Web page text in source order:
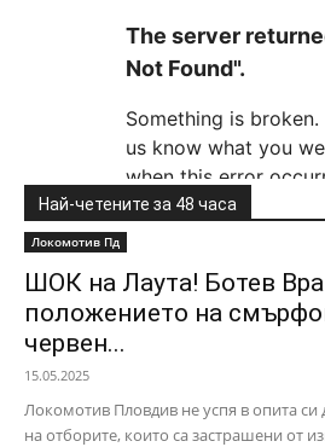
Най-четените за 48 часа
Локомотив Пд
ШОК на Лаута! Ботев
положението на
червен...
15.05.2025
Локомотив Пловдив не успя в опита си
на отборите, които са застрашени от